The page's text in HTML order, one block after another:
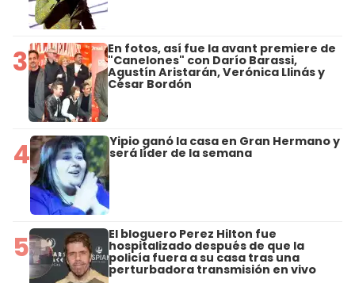
3 En fotos, así fue la avant premiere de
"Canelones" con Darío Barassi,
Agustín Aristarán, Verónica Llinás y
César Bordón
4 Yipio ganó la casa en Gran Hermano y
será líder de la semana
5 El bloguero Perez Hilton fue
hospitalizado después de que la
policía fuera a su casa tras una
perturbadora transmisión en vivo